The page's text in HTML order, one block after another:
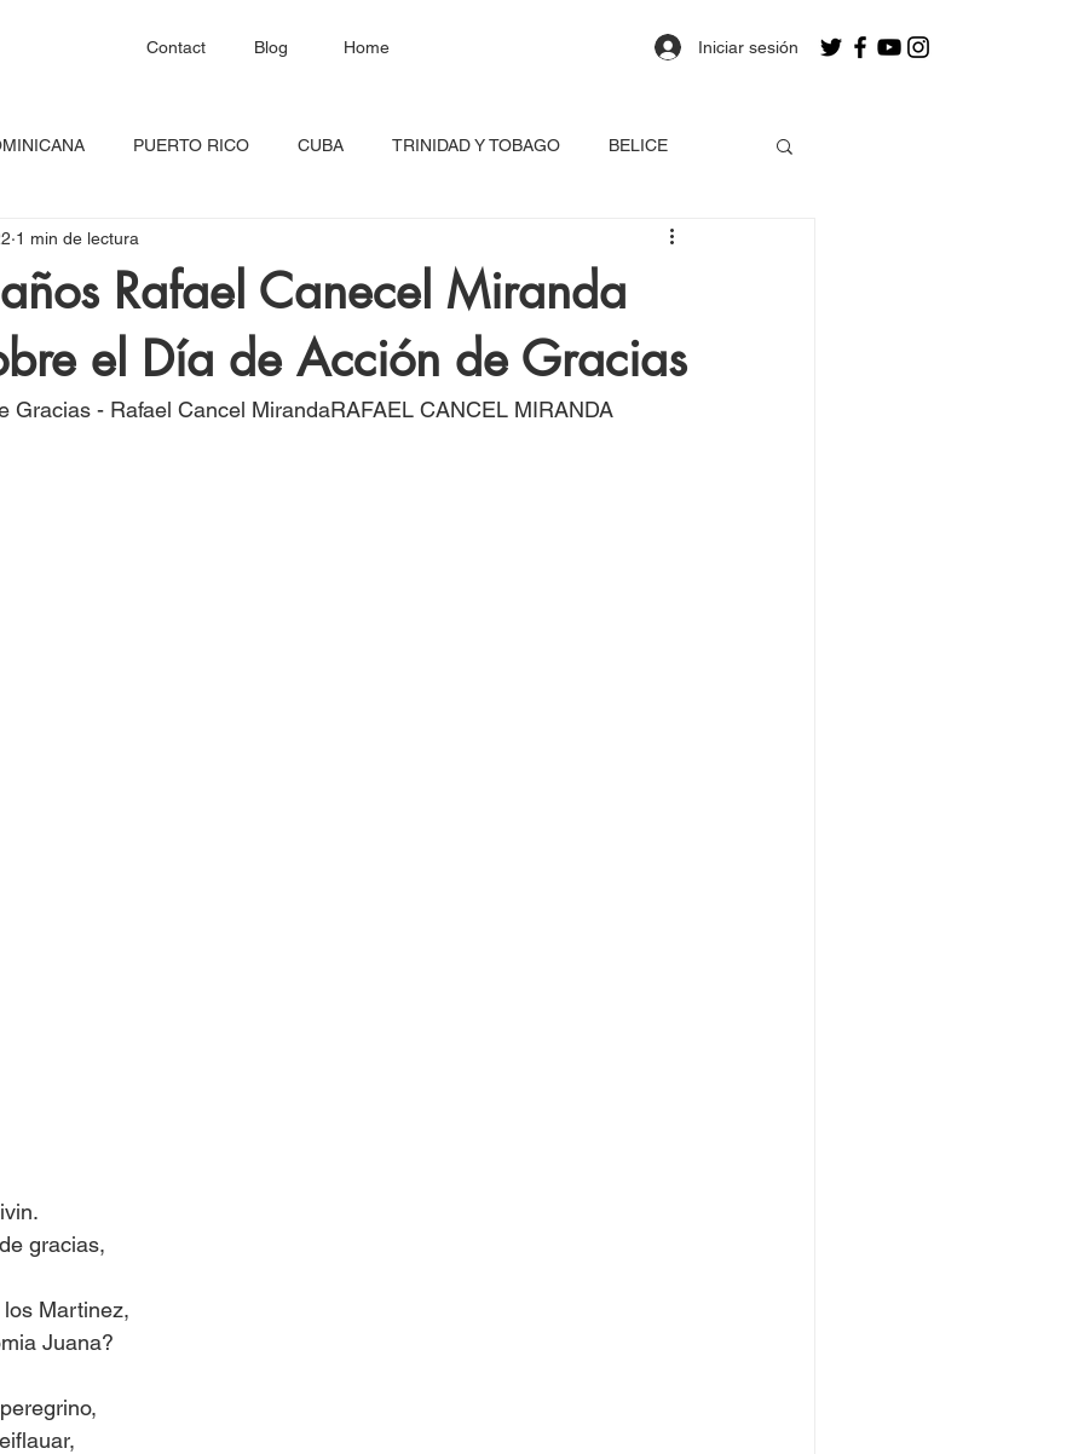
Home
Blog
Contact Iniciar sesión
PUERTO RICO CUBA TRINIDAD Y TOBAGO BELICE
HAITÍ SANTA LUCÍA
RED CONTINENTAL MEXICO CARICOM Costa Rica Estados Unidos
Rafael Canecel Miranda
el Día de Acción de Gracias
1 min de lectura
Gracias - Rafael Cancel MirandaRAFAEL CANCEL MIRANDA
gracias,
Martinez,
Juana?